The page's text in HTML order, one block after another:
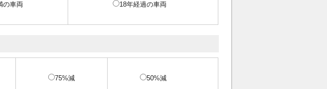
の車両 18年経過の車両
75%減 50%減